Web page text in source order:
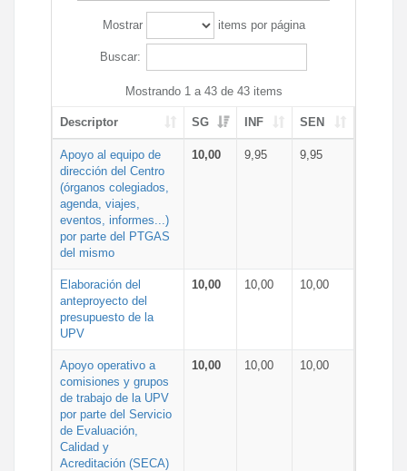
Mostrar items por página
Buscar:
Mostrando 1 a 43 de 43 items
Descriptor SG INF SEN
Apoyo al equipo de
dirección del Centro
(órganos colegiados,
agenda, viajes,
eventos, informes...)
por parte del PTGAS
del mismo
10,00 9,95 9,95
Elaboración del
anteproyecto del
presupuesto de la
UPV
10,00 10,00 10,00
Apoyo operativo a
comisiones y grupos
de trabajo de la UPV
por parte del Servicio
de Evaluación,
Calidad y
Acreditación (SECA)
10,00 10,00 10,00